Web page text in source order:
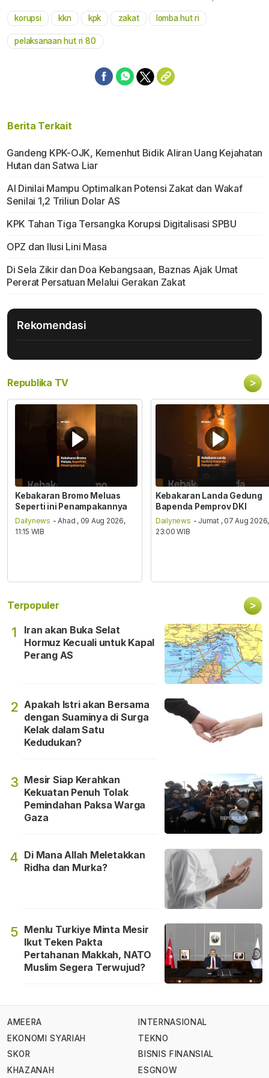
korupsi kkn kpk zakat lomba hut ri
pelaksanaan hut ri 80
Berita Terkait
Gandeng KPK-OJK, Kemenhut Bidik Aliran Uang Kejahatan
Hutan dan Satwa Liar
AI Dinilai Mampu Optimalkan Potensi Zakat dan Wakaf
Senilai 1,2 Triliun Dolar AS
KPK Tahan Tiga Tersangka Korupsi Digitalisasi SPBU
OPZ dan Ilusi Lini Masa
Di Sela Zikir dan Doa Kebangsaan, Baznas Ajak Umat
Pererat Persatuan Melalui Gerakan Zakat
Rekomendasi
Republika TV >
Kebakaran Bromo Meluas
Seperti ini Penampakannya
Dailynews - Ahad , 09 Aug 2026,
11:15 WIB
Kebakaran Landa Gedung
Bapenda Pemprov DKI
Dailynews - Jumat , 07 Aug 2026,
23:00 WIB
Terpopuler >
1
Iran akan Buka Selat
Hormuz Kecuali untuk Kapal
Perang AS
2 Apakah Istri akan Bersama
dengan Suaminya di Surga
Kelak dalam Satu
Kedudukan?
3 Mesir Siap Kerahkan
Kekuatan Penuh Tolak
Pemindahan Paksa Warga
Gaza
4 Di Mana Allah Meletakkan
Ridha dan Murka?
5 Menlu Turkiye Minta Mesir
Ikut Teken Pakta
Pertahanan Makkah, NATO
Muslim Segera Terwujud?
AMEERA
EKONOMI SYARIAH
SKOR
KHAZANAH
INTERNASIONAL
TEKNO
BISNIS FINANSIAL
ESGNOW